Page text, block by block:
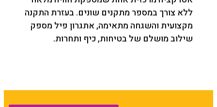
ללא צורך במספר מתקנים שונים. בעזרת התקנה
מקצועית והשגחה מתאימה, אתגרון פיל מספק
שילוב מושלם של בטיחות, כיף ותחרות.